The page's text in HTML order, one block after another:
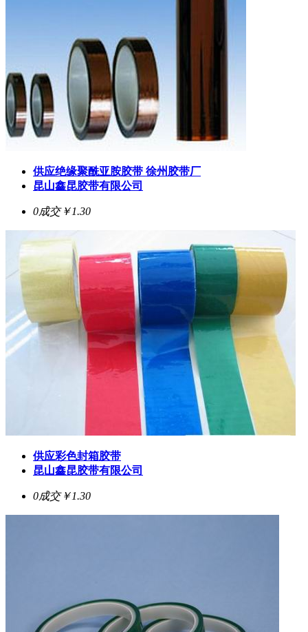
供应绝缘聚酰亚胺胶带 徐州胶带厂
昆山鑫昆胶带有限公司
0成交￥1.30
供应彩色封箱胶带
昆山鑫昆胶带有限公司
0成交￥1.30